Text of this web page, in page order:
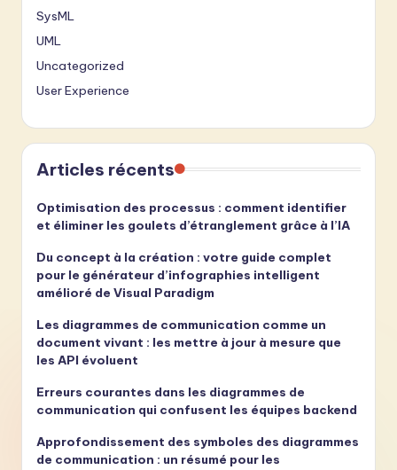
SysML
UML
Uncategorized
User Experience
Articles récents
Optimisation des processus : comment identifier
et éliminer les goulets d’étranglement grâce à l’IA
Du concept à la création : votre guide complet
pour le générateur d’infographies intelligent
amélioré de Visual Paradigm
Les diagrammes de communication comme un
document vivant : les mettre à jour à mesure que
les API évoluent
Erreurs courantes dans les diagrammes de
communication qui confusent les équipes backend
Approfondissement des symboles des diagrammes
de communication : un résumé pour les